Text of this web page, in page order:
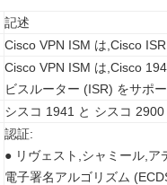
記述
Cisco VPN ISM は,Cisco
Cisco VPN ISM は,Cisco
ビスルーター (ISR) をサポー
シスコ 1941 と シスコ
認証:
● リヴェスト,シャミール,ア
電子署名アルゴリズム